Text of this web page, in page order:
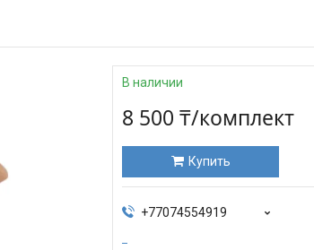
В наличии
8 500 ₸/комплект
Купить
+77074554919